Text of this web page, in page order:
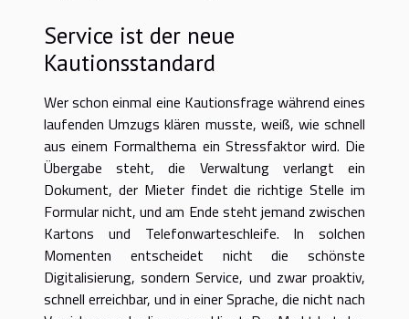
Service ist der neue
Kautionsstandard
Wer schon einmal eine Kautionsfrage während eines
laufenden Umzugs klären musste, weiß, wie schnell
aus einem Formalthema ein Stressfaktor wird. Die
Übergabe steht, die Verwaltung verlangt ein
Dokument, der Mieter findet die richtige Stelle im
Formular nicht, und am Ende steht jemand zwischen
Kartons und Telefonwarteschleife. In solchen
Momenten entscheidet nicht die schönste
Digitalisierung, sondern Service, und zwar proaktiv,
schnell erreichbar, und in einer Sprache, die nicht nach